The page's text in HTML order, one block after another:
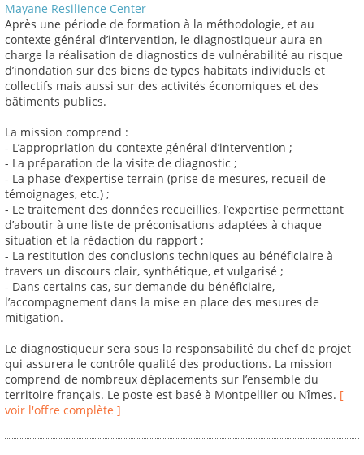
Mayane Resilience Center
Après une période de formation à la méthodologie, et au
contexte général d’intervention, le diagnostiqueur aura en
charge la réalisation de diagnostics de vulnérabilité au risque
d’inondation sur des biens de types habitats individuels et
collectifs mais aussi sur des activités économiques et des
bâtiments publics.
La mission comprend :
- L’appropriation du contexte général d’intervention ;
- La préparation de la visite de diagnostic ;
- La phase d’expertise terrain (prise de mesures, recueil de
témoignages, etc.) ;
- Le traitement des données recueillies, l’expertise permettant
d’aboutir à une liste de préconisations adaptées à chaque
situation et la rédaction du rapport ;
- La restitution des conclusions techniques au bénéficiaire à
travers un discours clair, synthétique, et vulgarisé ;
- Dans certains cas, sur demande du bénéficiaire,
l’accompagnement dans la mise en place des mesures de
mitigation.
Le diagnostiqueur sera sous la responsabilité du chef de projet
qui assurera le contrôle qualité des productions. La mission
comprend de nombreux déplacements sur l’ensemble du
territoire français. Le poste est basé à Montpellier ou Nîmes. [
voir l'offre complète ]